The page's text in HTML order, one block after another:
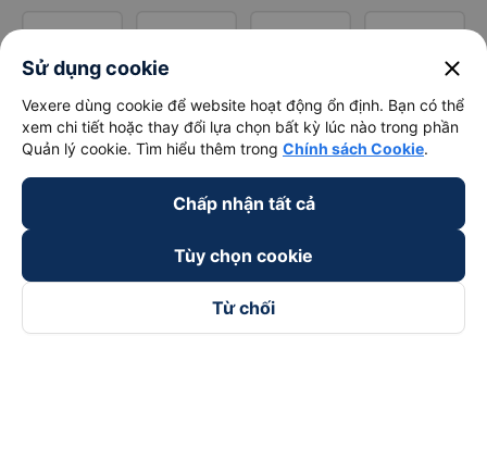
Sử dụng cookie close
Vexere dùng cookie để website hoạt động ổn định. Bạn có thể
xem chi tiết hoặc thay đổi lựa chọn bất kỳ lúc nào trong phần
Quản lý cookie. Tìm hiểu thêm trong Chính sách Cookie.
Chấp nhận tất cả
Tùy chọn cookie
Từ chối